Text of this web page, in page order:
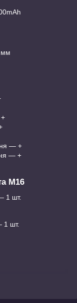
мм
— +
— +
M16
1 шт.
1 шт.